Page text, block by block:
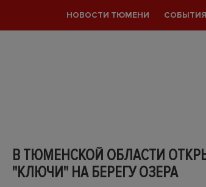
НОВОСТИ ТЮМЕНИ
В ТЮМЕНСКОЙ ОБЛАСТИ
"КЛЮЧИ" НА БЕРЕГУ ОЗЕРА